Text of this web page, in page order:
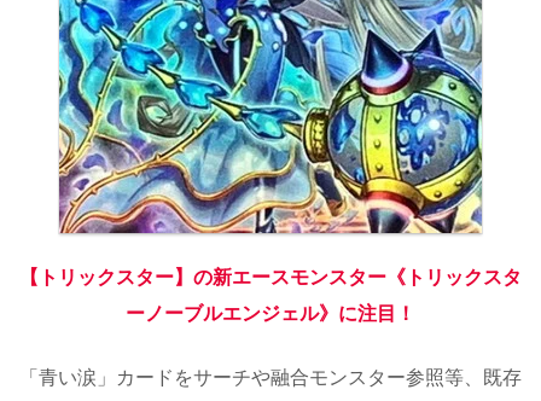
【トリックスター】の新エースモンスター《トリックスタ
ーノーブルエンジェル》に注目！
「青い涙」カードをサーチや融合モンスター参照等、既存